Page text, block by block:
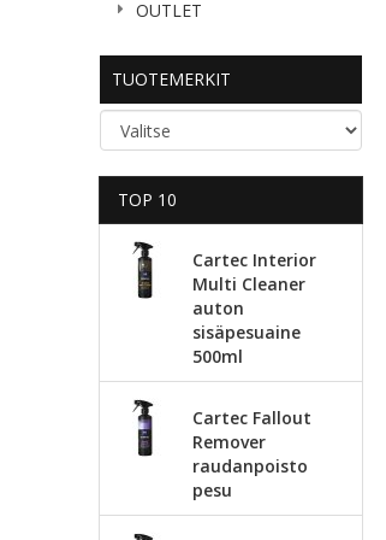
OUTLET
TUOTEMERKIT
TOP 10
Cartec Interior
Multi Cleaner
auton
sisäpesuaine
500ml
Cartec Fallout
Remover
raudanpoisto
pesu